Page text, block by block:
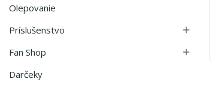
Olepovanie
Príslušenstvo

Fan Shop 
Darčeky